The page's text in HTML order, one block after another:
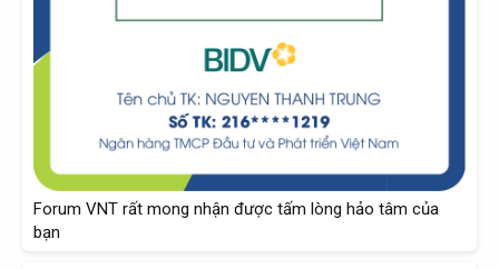
Forum VNT rất mong nhận được tấm lòng hảo tâm của
bạn